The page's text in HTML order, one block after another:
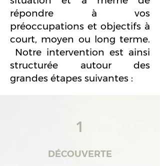
répondre à vos
préoccupations et objectifs à
court, moyen ou long terme.​
Notre intervention est ainsi
structurée autour des
grandes étapes suivantes :
1
DÉCOUVERTE